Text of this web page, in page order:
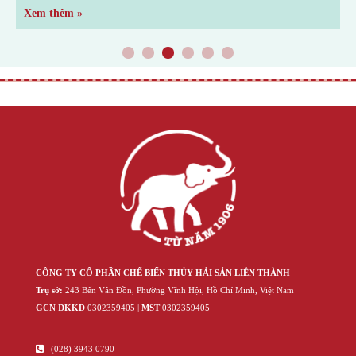
Xem thêm »
1 2 3 4 5 6
CÔNG TY CỔ PHẦN CHẾ BIẾN THỦY HẢI SẢN LIÊN THÀNH
Trụ sở: 243 Bến Vân Đồn, Phường Vĩnh Hội, Hồ Chí Minh, Việt Nam
GCN ĐKKD ‍030‍2359405 | MST‍030‍2359405
(028) 3943 0790